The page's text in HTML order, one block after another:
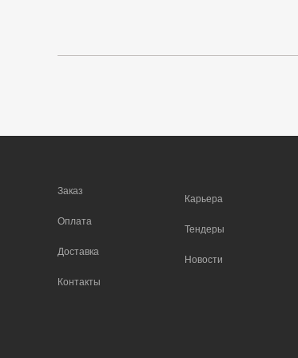
Заказ
Оплата
Доставка
Контакты
Карьера
Тендеры
Новости